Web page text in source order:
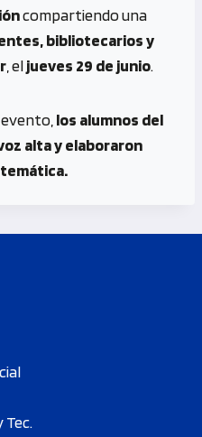
compartiendo una
bibliotecarios y
, eljueves 29 de junio.
los alumnos del
alta y elaboraron
Tec.